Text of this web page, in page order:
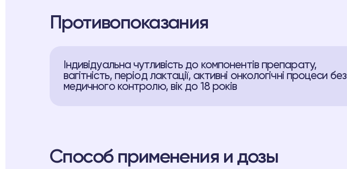
Противопоказания
Індивідуальна чутливість до компонентів препарату,
вагітність, період лактації, активні онкологічні процеси без
медичного контролю, вік до 18 років
Способ применения и дозы